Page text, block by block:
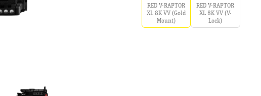
RED V-RAPTOR
XL 8K VV (Gold
Mount)
RED V-RAPTOR
XL 8K VV (V-
Lock)